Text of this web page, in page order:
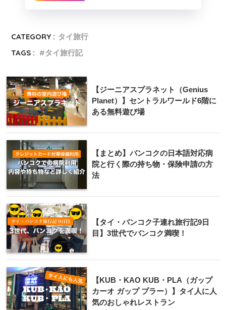
CATEGORY : タイ旅行
TAGS :
タイ旅行記
【ジーニアスプラネット（Genius
Planet）】セントラルワールド6階に
ある無料遊び場
【まとめ】バンコクの日本語対応病
院と行く際の持ち物・保険申請の方
法
【タイ・バンコク子連れ旅行記9日
目】3世代でバンコク満喫！
【KUB・KAO KUB・PLA（ガップ
カーオ ガップ プラー）】タイ人に人
気のおしゃれレストラン